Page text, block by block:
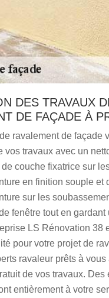
DES TRAVAUX
DE FAÇADE À
ravalement de façade
vos travaux avec un
couche fixatrice sur
en finition souple et
sur les
fenêtre tout en gardant
LS Rénovation 38
pour votre projet de
ravaleur prêts à vous
de vos travaux. Des
entièrement à votre